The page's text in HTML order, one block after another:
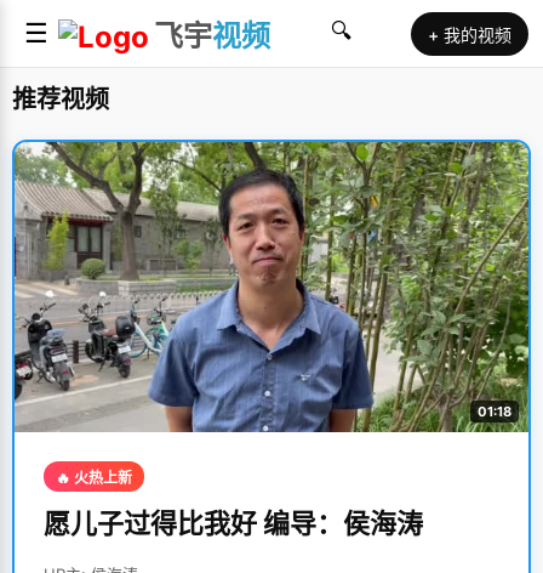
☰ 飞宇视频 🔍 + 我的视频
推荐视频
01:18
🔥 火热上新
愿儿子过得比我好 编导：侯海涛